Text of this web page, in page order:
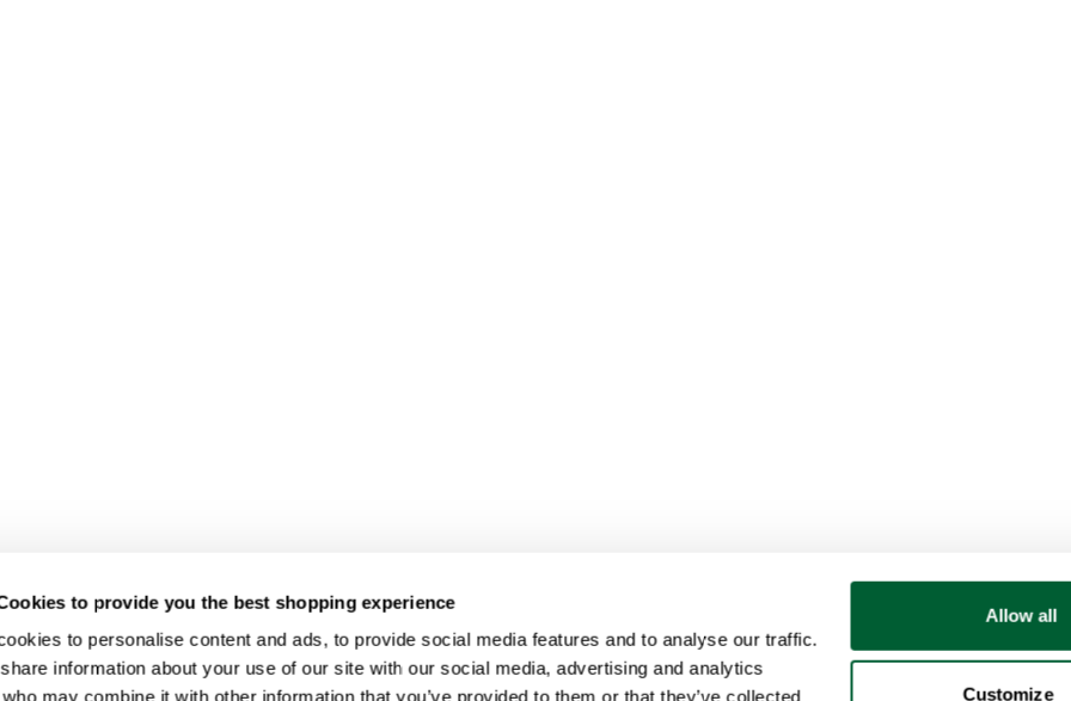
to provide you the best shopping experience
to personalise content and ads, to provide social media features and to analyse our traffic.
information about your use of our site with our social media, advertising and analytics
may combine it with other information that you’ve provided to them or that they’ve collected
Allow all
Customize